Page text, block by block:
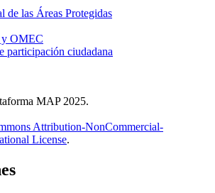
de las Áreas Protegidas
y OMEC
participación ciudadana
MAP 2025.
Attribution-NonCommercial-
License.